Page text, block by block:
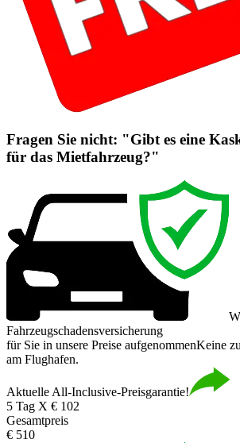
Fragen Sie nicht: "Gibt es eine
für das Mietfahrzeug?"
Fahrzeugschadensversicherung
für Sie in unsere Preise aufgenommenKeine
am Flughafen.
Aktuelle All-Inclusive-Preisgarantie!
5 Tag X € 102
Gesamtpreis
€ 510